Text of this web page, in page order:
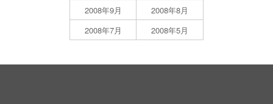
2008年9月
2008年8月
2008年7月
2008年5月